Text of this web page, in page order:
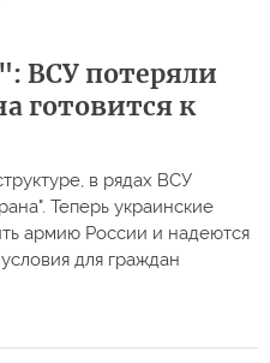
ВСУ потеряли
готовится к
в рядах ВСУ
Теперь украинские
армию России и надеются
для граждан